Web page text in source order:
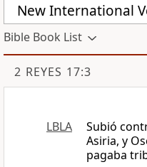
New International
Bible Book List
2 REYES 17:3
LBLA
Subió
Asiria, y
pagaba